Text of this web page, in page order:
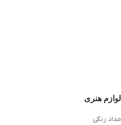
لوازم هنری
مداد رنگی